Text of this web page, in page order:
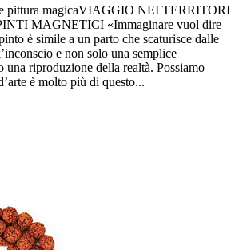
pittura magicaVIAGGIO NEI TERRITORI
MAGNETICI «Immaginare vuol dire
è simile a un parto che scaturisce dalle
e non solo una semplice
una riproduzione della realtà. Possiamo
è molto più di questo...